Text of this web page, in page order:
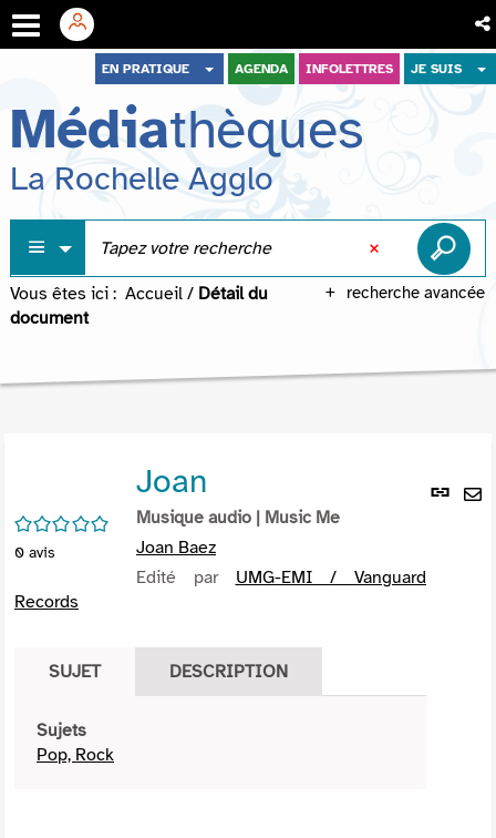
menu
contenu
recherche
EN PRATIQUE AGENDA INFOLETTRES JE SUIS
Médiathèques
La Rochelle Agglo
recherche avancée
Vous êtes ici : Accueil / Détail du
document
Lien
/5
0 avis
Joan
Musique audio | Music Me
Joan Baez
Edité par UMG-EMI / Vanguard
Records
SUJET DESCRIPTION
Sujets
Pop, Rock